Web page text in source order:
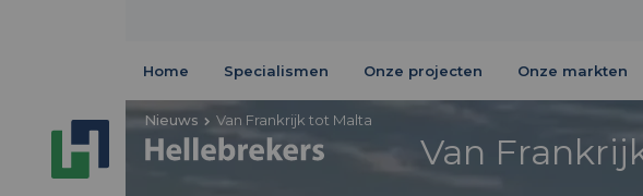
Home Specialismen Onze projecten Onze markten
Nieuws Van Frankrijk tot Malta
Van